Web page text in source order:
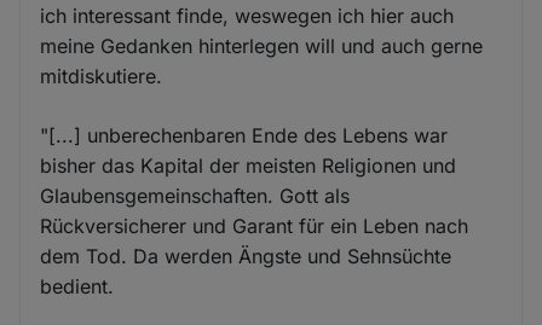
ich interessant finde, weswegen ich hier auch
meine Gedanken hinterlegen will und auch gerne
mitdiskutiere.
"[...] unberechenbaren Ende des Lebens war
bisher das Kapital der meisten Religionen und
Glaubensgemeinschaften. Gott als
Rückversicherer und Garant für ein Leben nach
dem Tod. Da werden Ängste und Sehnsüchte
bedient.